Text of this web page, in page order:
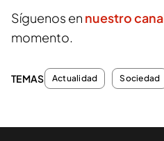
Síguenos en nuestro
momento.
TEMAS Actualidad Sociedad